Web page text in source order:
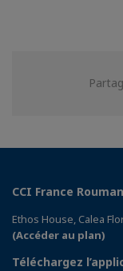
CCI France
Ethos House, Calea
(Accéder au plan)
Téléchargez